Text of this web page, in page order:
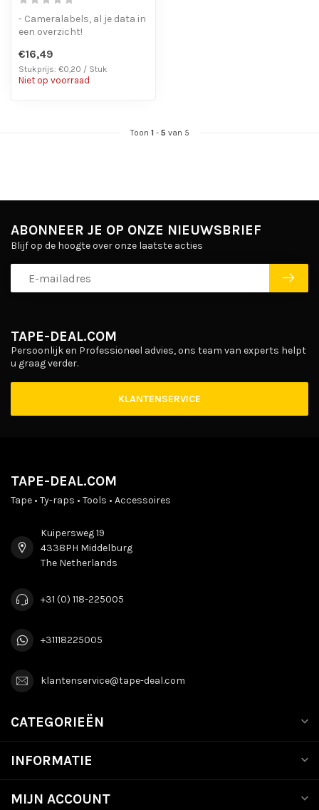
- Cameralabels, al je data in
een overzicht!
achter bij ...
€16,49
Stukprijs: €0,20 / Stuk
Niet op voorraad
Toon 1- 5 van 5
TAPE-DEAL.COM
Persoonlijk en Professioneel advies, ons team van experts helpt
u graag verder.
KLANTENSERVICE
ABONNEER JE OP ONZE NIEUWSBRIEF
Blijf op de hoogte over onze laatste acties
TAPE-DEAL.COM
Tape • Ty-raps • Tools • Accessoires
Kuipersweg 19
4338PH Middelburg
The Netherlands
+31 (0) 118-225005
+31118225005
klantenservice@tape-deal.com
CATEGORIEËN
INFORMATIE
MIJN ACCOUNT